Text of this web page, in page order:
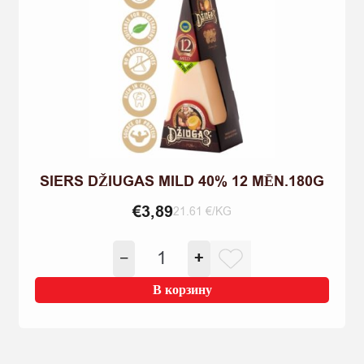
SIERS DŽIUGAS MILD 40% 12 MĒN.180G
€3,8921.61 €/KG
−
Количество
товара
SIERS
DŽIUGAS
+
В корзину